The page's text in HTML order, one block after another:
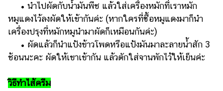
• นำไปผัดกับน้ำมันพืช แล้วใส่เครื่องหมักที่เราหมัก
หมูแดงไว้ลงผัดให้เข้ากันค่ะ (หากใครที่ซื้อหมูแดงมาก็นำ
เครื่องปรุงที่หมักหมูนำมาผัดก็เหมือนกันค่ะ)
• ผัดแล้วก็นำแป้งข้าวโพดหรือแป้งมันมาละลายน้ำสัก 3
ช้อนนะคะ ผัดให้เขาเข้ากัน แล้วตักใส่จานพักไว้ให้เย็นค่ะ
วิธีทำไส้ครีม